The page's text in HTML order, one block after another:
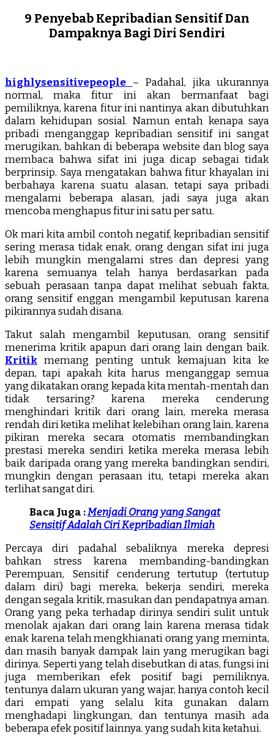
9 Penyebab Kepribadian Sensitif Dan
Dampaknya Bagi Diri Sendiri
highlysensitivepeople – Padahal, jika ukurannya
normal, maka fitur ini akan bermanfaat bagi
pemiliknya, karena fitur ini nantinya akan dibutuhkan
dalam kehidupan sosial. Namun entah kenapa saya
pribadi menganggap kepribadian sensitif ini sangat
merugikan, bahkan di beberapa website dan blog saya
membaca bahwa sifat ini juga dicap sebagai tidak
berprinsip. Saya mengatakan bahwa fitur khayalan ini
berbahaya karena suatu alasan, tetapi saya pribadi
mengalami beberapa alasan, jadi saya juga akan
mencoba menghapus fitur ini satu per satu.
Ok mari kita ambil contoh negatif, kepribadian sensitif
sering merasa tidak enak, orang dengan sifat ini juga
lebih mungkin mengalami stres dan depresi yang
karena semuanya telah hanya berdasarkan pada
sebuah perasaan tanpa dapat melihat sebuah fakta,
orang sensitif enggan mengambil keputusan karena
pikirannya sudah disana.
Takut salah mengambil keputusan, orang sensitif
menerima kritik apapun dari orang lain dengan baik.
Kritik memang penting untuk kemajuan kita ke
depan, tapi apakah kita harus menganggap semua
yang dikatakan orang kepada kita mentah-mentah dan
tidak tersaring? karena mereka cenderung
menghindari kritik dari orang lain, mereka merasa
rendah diri ketika melihat kelebihan orang lain, karena
pikiran mereka secara otomatis membandingkan
prestasi mereka sendiri ketika mereka merasa lebih
baik daripada orang yang mereka bandingkan sendiri,
mungkin dengan perasaan itu, tetapi mereka akan
terlihat sangat diri.
Baca Juga :Menjadi Orang yang Sangat
Sensitif Adalah Ciri Kepribadian Ilmiah
Percaya diri padahal sebaliknya mereka depresi
bahkan stress karena membanding-bandingkan
Perempuan, Sensitif cenderung tertutup (tertutup
dalam diri) bagi mereka, bekerja sendiri, mereka
dengan segala kritik, masukan dan pendapatnya aman.
Orang yang peka terhadap dirinya sendiri sulit untuk
menolak ajakan dari orang lain karena merasa tidak
enak karena telah mengkhianati orang yang meminta,
dan masih banyak dampak lain yang merugikan bagi
dirinya. Seperti yang telah disebutkan di atas, fungsi ini
juga memberikan efek positif bagi pemiliknya,
tentunya dalam ukuran yang wajar, hanya contoh kecil
dari empati yang selalu kita gunakan dalam
menghadapi lingkungan, dan tentunya masih ada
beberapa efek positif lainnya. yang sudah kita ketahui.